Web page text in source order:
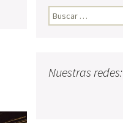
Buscar:
Nuestras redes: